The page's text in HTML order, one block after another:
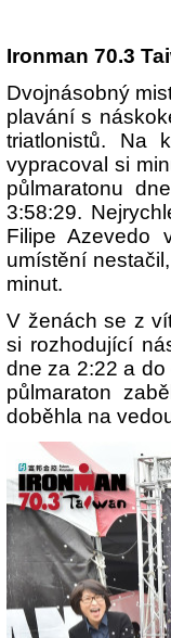
Ironman 70.3
Dvojnásobný
plavání s
triatlonistů. Na
vypracoval si
půlmaratonu
3:58:29.
Filipe Azevedo
umístění
minut.
V ženách se z
si rozhodující
dne za 2:22 a
půlmaraton
doběhla na